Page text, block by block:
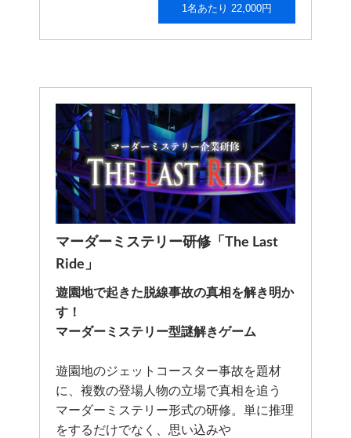
1名あたり 22,000円
マーダーミステリー研修「The Last
Ride」
遊園地で起きた脱線事故の真相を解き明か
す！
マーダーミステリー型謎解きゲーム
遊園地のジェットコースター事故を題材
に、複数の登場人物の立場で真相を追う
マーダーミステリー形式の研修。単に推理
をするだけでなく、思い込みや